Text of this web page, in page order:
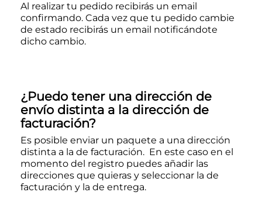
Al realizar tu pedido recibirás un email
confirmando. Cada vez que tu pedido cambie
de estado recibirás un email notificándote
dicho cambio.
¿Puedo tener una dirección de
envío distinta a la dirección de
facturación?
Es posible enviar un paquete a una dirección
distinta a la de facturación. En este caso en el
momento del registro puedes añadir las
direcciones que quieras y seleccionar la de
facturación y la de entrega.